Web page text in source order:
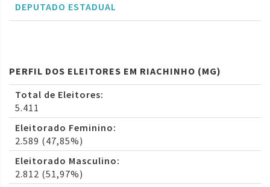
DEPUTADO ESTADUAL
PERFIL DOS ELEITORES EM RIACHINHO (MG)
Total de Eleitores:
5.411
Eleitorado Feminino:
2.589 (47,85%)
Eleitorado Masculino:
2.812 (51,97%)